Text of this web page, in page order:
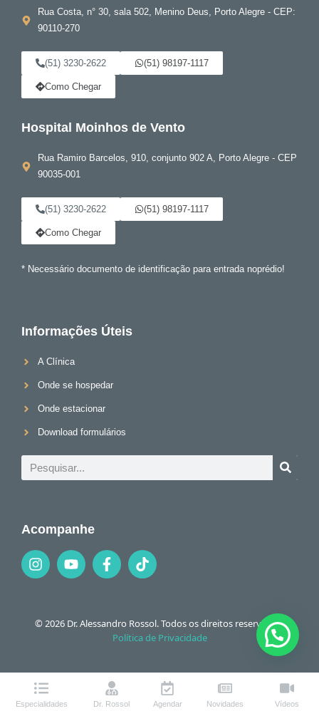
Rua Costa, n° 30, sala 502, Menino Deus, Porto Alegre - CEP:
90110-270
(51) 3230-2622 (51) 98197-1117
Como Chegar
Hospital Moinhos de Vento
Rua Ramiro Barcelos, 910, conjunto 902 A, Porto Alegre - CEP
90035-001
(51) 3230-2622 (51) 98197-1117
Como Chegar
* Necessário documento de identificação para entrada noprédio!
Informações Úteis
A Clínica
Onde se hospedar
Onde estacionar
Download formulários
Acompanhe
© 2026 Dr. Alessandro Rossol. Todos os direitos reservados.
Política de Privacidade
Especialidades Dr. Rossol Agendar Novidades Vídeos